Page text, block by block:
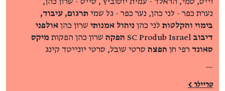
נערת כפר - לני כהן, נער כפר - גל שמי תרגום, עיבוד,
בימוי והקלטות לני כהן ניהול אמנותי שרון כהן אולפני
דיבוב
הפקה שרון כהן הפקות מיקס
סאונד רפי חן הפצה סרטי שובל, סרטי יונייטד קינג
—
טריילר >